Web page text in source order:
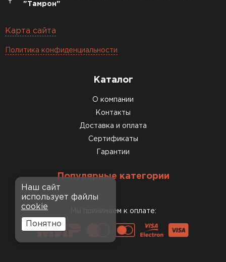
"Тамрон"
Карта сайта
Политика конфиденциальности
Каталог
О компании
Контакты
Доставка и оплата
Сертификаты
Гарантии
Популярные категории
Мы принимаем к оплате:
Наш сайт
использует файлы
cookie
Понятно